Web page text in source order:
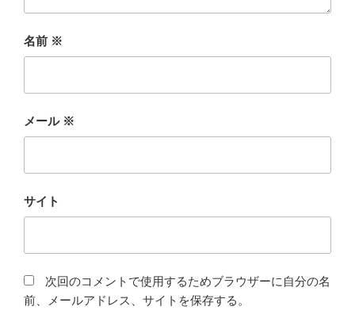
名前 ※
メール ※
サイト
次回のコメントで使用するためブラウザーに自分の名
前、メールアドレス、サイトを保存する。